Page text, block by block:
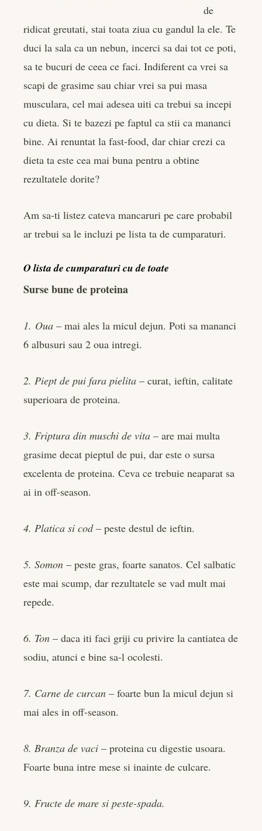
de
ridicat greutati, stai toata ziua cu gandul la ele. Te
duci la sala ca un nebun, incerci sa dai tot ce poti,
sa te bucuri de ceea ce faci. Indiferent ca vrei sa
scapi de grasime sau chiar vrei sa pui masa
musculara, cel mai adesea uiti ca trebui sa incepi
cu dieta. Si te bazezi pe faptul ca stii ca mananci
bine. Ai renuntat la fast-food, dar chiar crezi ca
dieta ta este cea mai buna pentru a obtine
rezultatele dorite?
Am sa-ti listez cateva mancaruri pe care probabil
ar trebui sa le incluzi pe lista ta de cumparaturi.
O lista de cumparaturi cu de toate
Surse bune de proteina
1. Oua – mai ales la micul dejun. Poti sa mananci
6 albusuri sau 2 oua intregi.
2. Piept de pui fara pielita – curat, ieftin, calitate
superioara de proteina.
3. Friptura din muschi de vita – are mai multa
grasime decat pieptul de pui, dar este o sursa
excelenta de proteina. Ceva ce trebuie neaparat sa
ai in off-season.
4. Platica si cod– peste destul de ieftin.
5. Somon – peste gras, foarte sanatos. Cel salbatic
este mai scump, dar rezultatele se vad mult mai
repede.
6. Ton – daca iti faci griji cu privire la cantiatea de
sodiu, atunci e bine sa-l ocolesti.
7. Carne de curcan – foarte bun la micul dejun si
mai ales in off-season.
8. Branza de vaci – proteina cu digestie usoara.
Foarte buna intre mese si inainte de culcare.
9. Fructe de mare si peste-spada.